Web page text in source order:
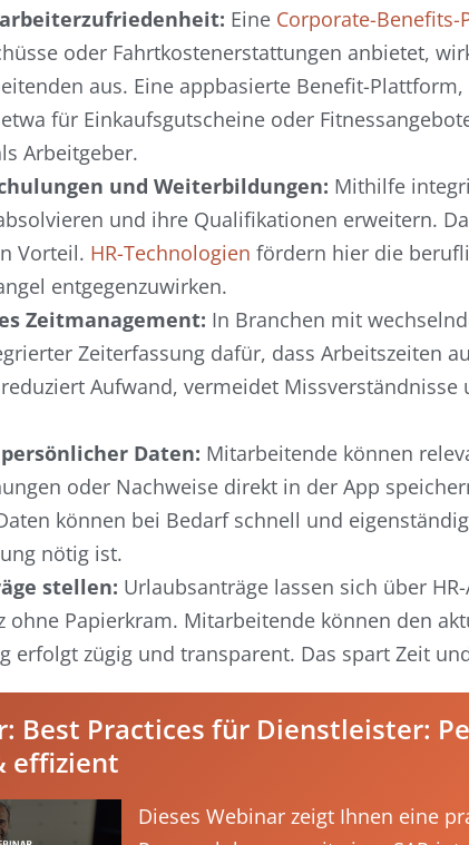
Eine Corporate-Benefits-
oder Fahrtkostenerstattungen anbietet,
aus. Eine appbasierte Benefit-
für Einkaufsgutscheine oder
Arbeitgeber.
und Weiterbildungen: Mithilfe
und ihre Qualifikationen erweitern.
Vorteil. HR-Technologien fördern hier die
entgegenzuwirken.
Zeitmanagement: In Branchen mit
Zeiterfassung dafür, dass Arbeitszeiten
Aufwand, vermeidet
Daten: Mitarbeitende können
oder Nachweise direkt in der App
können bei Bedarf schnell und
nötig ist.
stellen: Urlaubsanträge lassen sich über
ohne Papierkram. Mitarbeitende können den
erfolgt zügig und transparent. Das spart Zeit
Best Practices für Dienstleister:
effizient
Dieses Webinar zeigt Ihnen eine